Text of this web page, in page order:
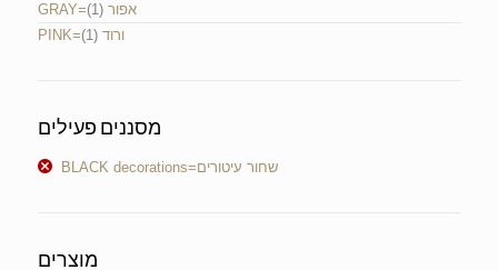
GRAY=אפור (1)
PINK=ורוד (1)
מסננים פעילים
BLACK decorations=שחור עיטורים
מוצרים